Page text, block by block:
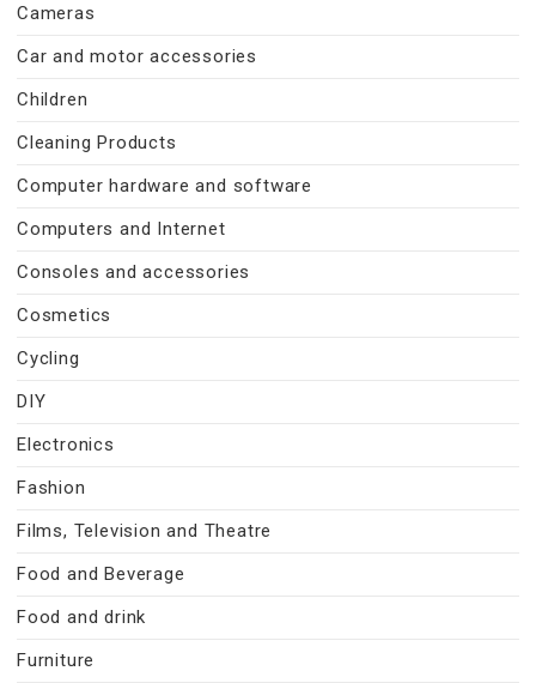
Cameras
Car and motor accessories
Children
Cleaning Products
Computer hardware and software
Computers and Internet
Consoles and accessories
Cosmetics
Cycling
DIY
Electronics
Fashion
Films, Television and Theatre
Food and Beverage
Food and drink
Furniture